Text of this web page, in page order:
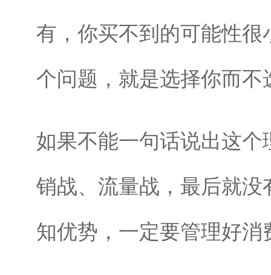
有，你买不到的可能性
个问题，就是选择你而
如果不能一句话说出这
销战、流量战，最后就
知优势，一定要管理好消